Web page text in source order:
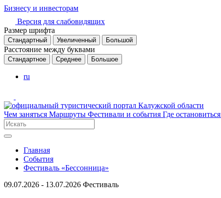
Бизнесу и инвесторам
Версия для слабовидящих
Размер шрифта
Стандартный Увеличенный Большой
Расстояние между буквами
Стандартное Среднее Большое
ru
Чем заняться Маршруты Фестивали и события Где остановиться
Главная
События
Фестиваль «Бессонница»
09.07.2026 - 13.07.2026 Фестиваль